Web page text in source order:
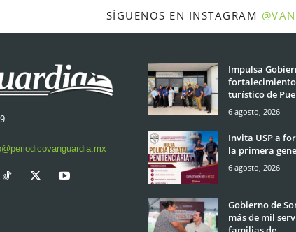
SÍGUENOS EN INSTAGRAM
Impulsa
turístico de
6 agosto, 2026
Invita USP a
la primera
6 agosto, 2026
Gobierno de
más de mil